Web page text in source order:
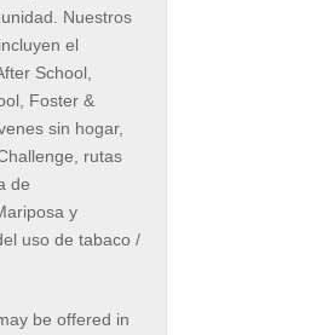
Nuestros
el
School,
Foster &
sin hogar,
rutas
de
y
uso de tabaco /
be offered in